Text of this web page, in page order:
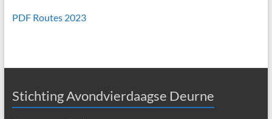
PDF Routes 2023
Stichting Avondvierdaagse Deurne